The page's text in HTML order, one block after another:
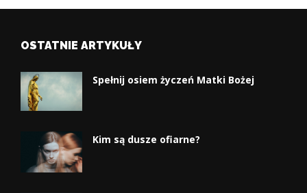
OSTATNIE ARTYKUŁY
Spełnij osiem życzeń Matki Bożej
Kim są dusze ofiarne?